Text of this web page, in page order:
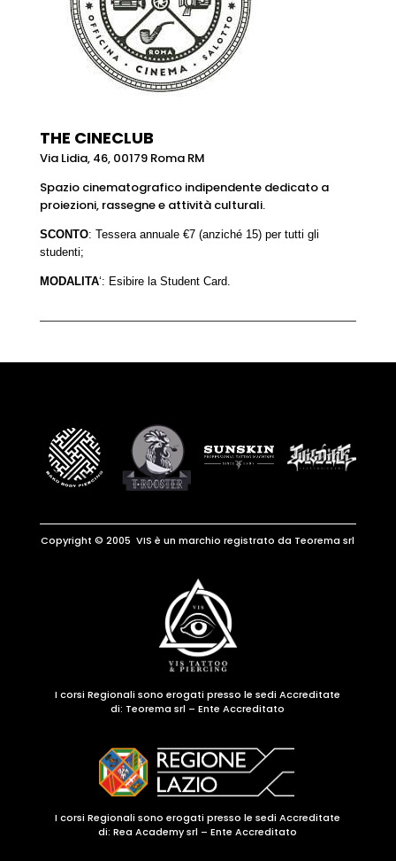
THE CINECLUB
Via Lidia, 46, 00179 Roma RM
Spazio cinematografico indipendente dedicato a
proiezioni, rassegne e attività culturali.
SCONTO: Tessera annuale €7 (anziché 15) per tutti gli
studenti;
MODALITA‘: Esibire la Student Card.
Copyright © 2005 VIS è un marchio registrato da Teorema srl
I corsi Regionali sono erogati presso le sedi Accreditate
di: Teorema srl – Ente Accreditato
I corsi Regionali sono erogati presso le sedi Accreditate
di: Rea Academy srl – Ente Accreditato